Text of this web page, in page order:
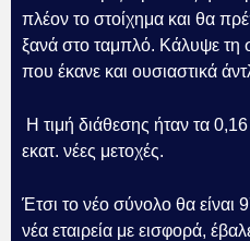
πλέον το στοίχημα και θα
ξανά στο ταμπλό. Κάλυψε τη
που έκανε και ουσιαστικά
Η τιμή διάθεσης ήταν τα
εκατ. νέες μετοχές.
Έτσι το νέο σύνολο θα είναι
νέα εταιρεία με εισφορά,